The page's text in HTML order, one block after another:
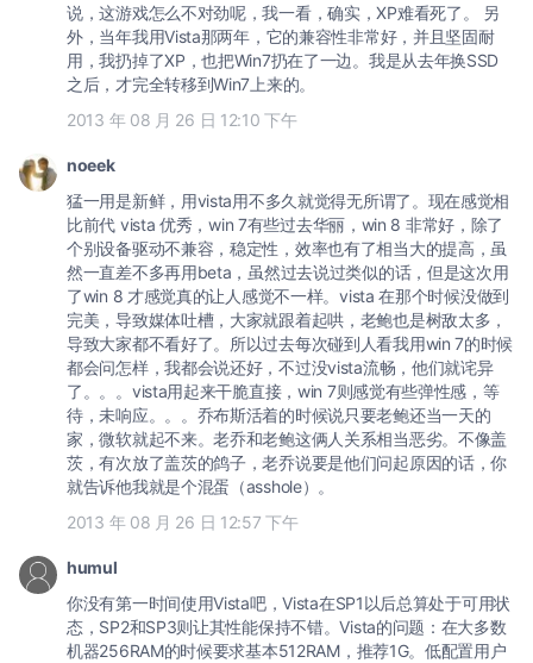
说，这游戏怎么不对劲呢，我一看，确实，XP难看死了。 另
外，当年我用Vista那两年，它的兼容性非常好，并且坚固耐
用，我扔掉了XP，也把Win7扔在了一边。我是从去年换SSD
之后，才完全转移到Win7上来的。
2013 年 08 月 26 日 12:10 下午
noeek
猛一用是新鲜，用vista用不多久就觉得无所谓了。现在感觉相
比前代 vista 优秀，win 7有些过去华丽，win 8 非常好，除了
个别设备驱动不兼容，稳定性，效率也有了相当大的提高，虽
然一直差不多再用beta，虽然过去说过类似的话，但是这次用
了win 8 才感觉真的让人感觉不一样。vista 在那个时候没做到
完美，导致媒体吐槽，大家就跟着起哄，老鲍也是树敌太多，
导致大家都不看好了。所以过去每次碰到人看我用win 7的时候
都会问怎样，我都会说还好，不过没vista流畅，他们就诧异
了。。。vista用起来干脆直接，win 7则感觉有些弹性感，等
待，未响应。。。乔布斯活着的时候说只要老鲍还当一天的
家，微软就起不来。老乔和老鲍这俩人关系相当恶劣。不像盖
茨，有次放了盖茨的鸽子，老乔说要是他们问起原因的话，你
就告诉他我就是个混蛋（asshole）。
2013 年 08 月 26 日 12:57 下午
humul
你没有第一时间使用Vista吧，Vista在SP1以后总算处于可用状
态，SP2和SP3则让其性能保持不错。Vista的问题：在大多数
机器256RAM的时候要求基本512RAM，推荐1G。低配置用户